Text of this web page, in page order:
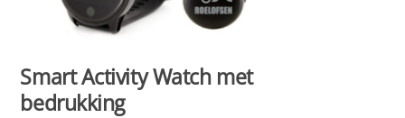
Smart Activity Watch met
bedrukking